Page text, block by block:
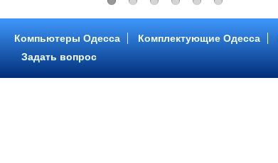
Компьютеры Одесса Комплектующие Одесса
Задать вопрос